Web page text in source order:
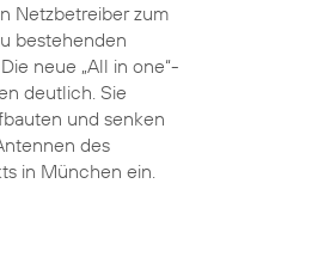
Netzbetreiber zum
bestehenden
neue „All in one“-
deutlich. Sie
und senken
des
in München ein.